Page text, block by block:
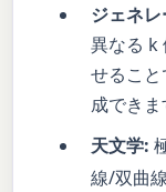
ジェネ
異なる k
せるこ
成できま
天文学:
線/双曲